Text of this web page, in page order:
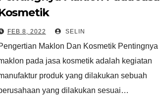
FEB 8, 2022 SELIN
Maklon Dan Kosmetik Pentingnya
pada jasa kosmetik adalah kegiatan
produk yang dilakukan sebuah
yang dilakukan sesuai…